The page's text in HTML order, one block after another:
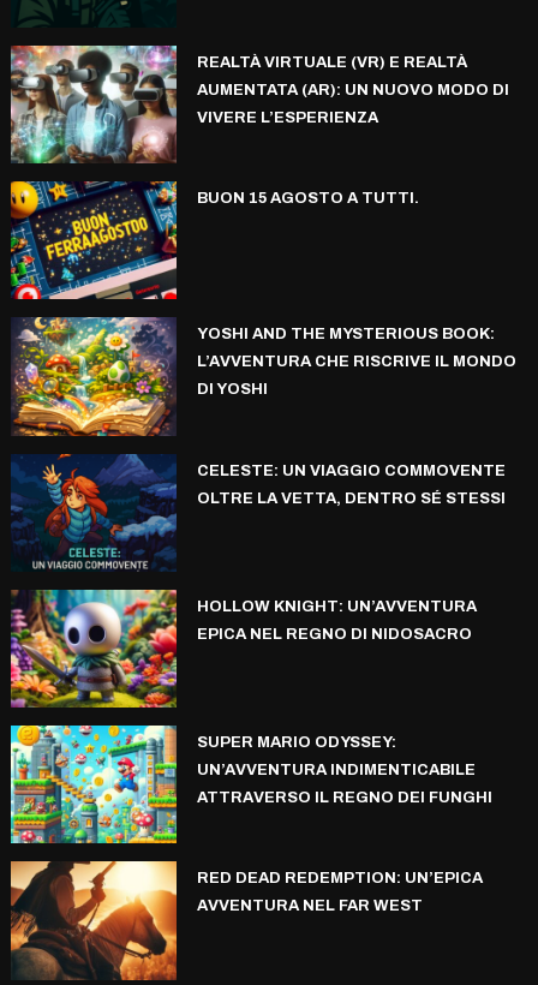
REALTÀ VIRTUALE (VR) E REALTÀ
AUMENTATA (AR): UN NUOVO MODO DI
VIVERE L’ESPERIENZA
BUON 15 AGOSTO A TUTTI.
YOSHI AND THE MYSTERIOUS BOOK:
L’AVVENTURA CHE RISCRIVE IL MONDO
DI YOSHI
CELESTE: UN VIAGGIO COMMOVENTE
OLTRE LA VETTA, DENTRO SÉ STESSI
HOLLOW KNIGHT: UN’AVVENTURA
EPICA NEL REGNO DI NIDOSACRO
SUPER MARIO ODYSSEY:
UN’AVVENTURA INDIMENTICABILE
ATTRAVERSO IL REGNO DEI FUNGHI
RED DEAD REDEMPTION: UN’EPICA
AVVENTURA NEL FAR WEST